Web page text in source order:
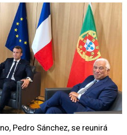
Pedro Sánchez, se reunirá